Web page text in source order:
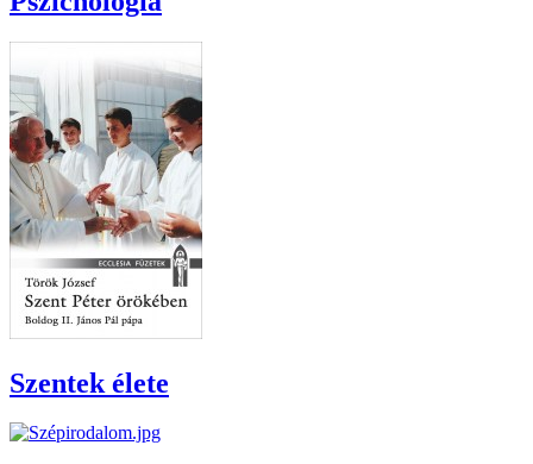
Szentek élete